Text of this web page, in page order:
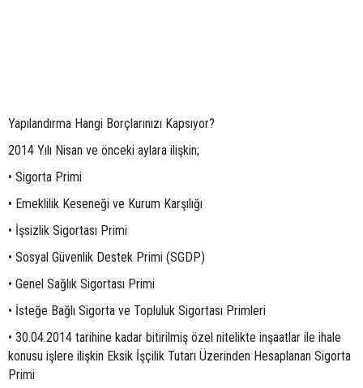
Yapılandırma Hangi Borçlarınızı Kapsıyor?
2014 Yılı Nisan ve önceki aylara ilişkin;
• Sigorta Primi
• Emeklilik Keseneği ve Kurum Karşılığı
• İşsizlik Sigortası Primi
• Sosyal Güvenlik Destek Primi (SGDP)
• Genel Sağlık Sigortası Primi
• İsteğe Bağlı Sigorta ve Topluluk Sigortası Primleri
• 30.04.2014 tarihine kadar bitirilmiş özel nitelikte inşaatlar ile ihale
konusu işlere ilişkin Eksik İşçilik Tutarı Üzerinden Hesaplanan Sigorta
Primi